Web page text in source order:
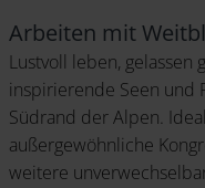
Arbeiten mit
Lustvoll leben, gelassen
inspirierende Seen und
Südrand der Alpen.
außergewöhnliche
weitere